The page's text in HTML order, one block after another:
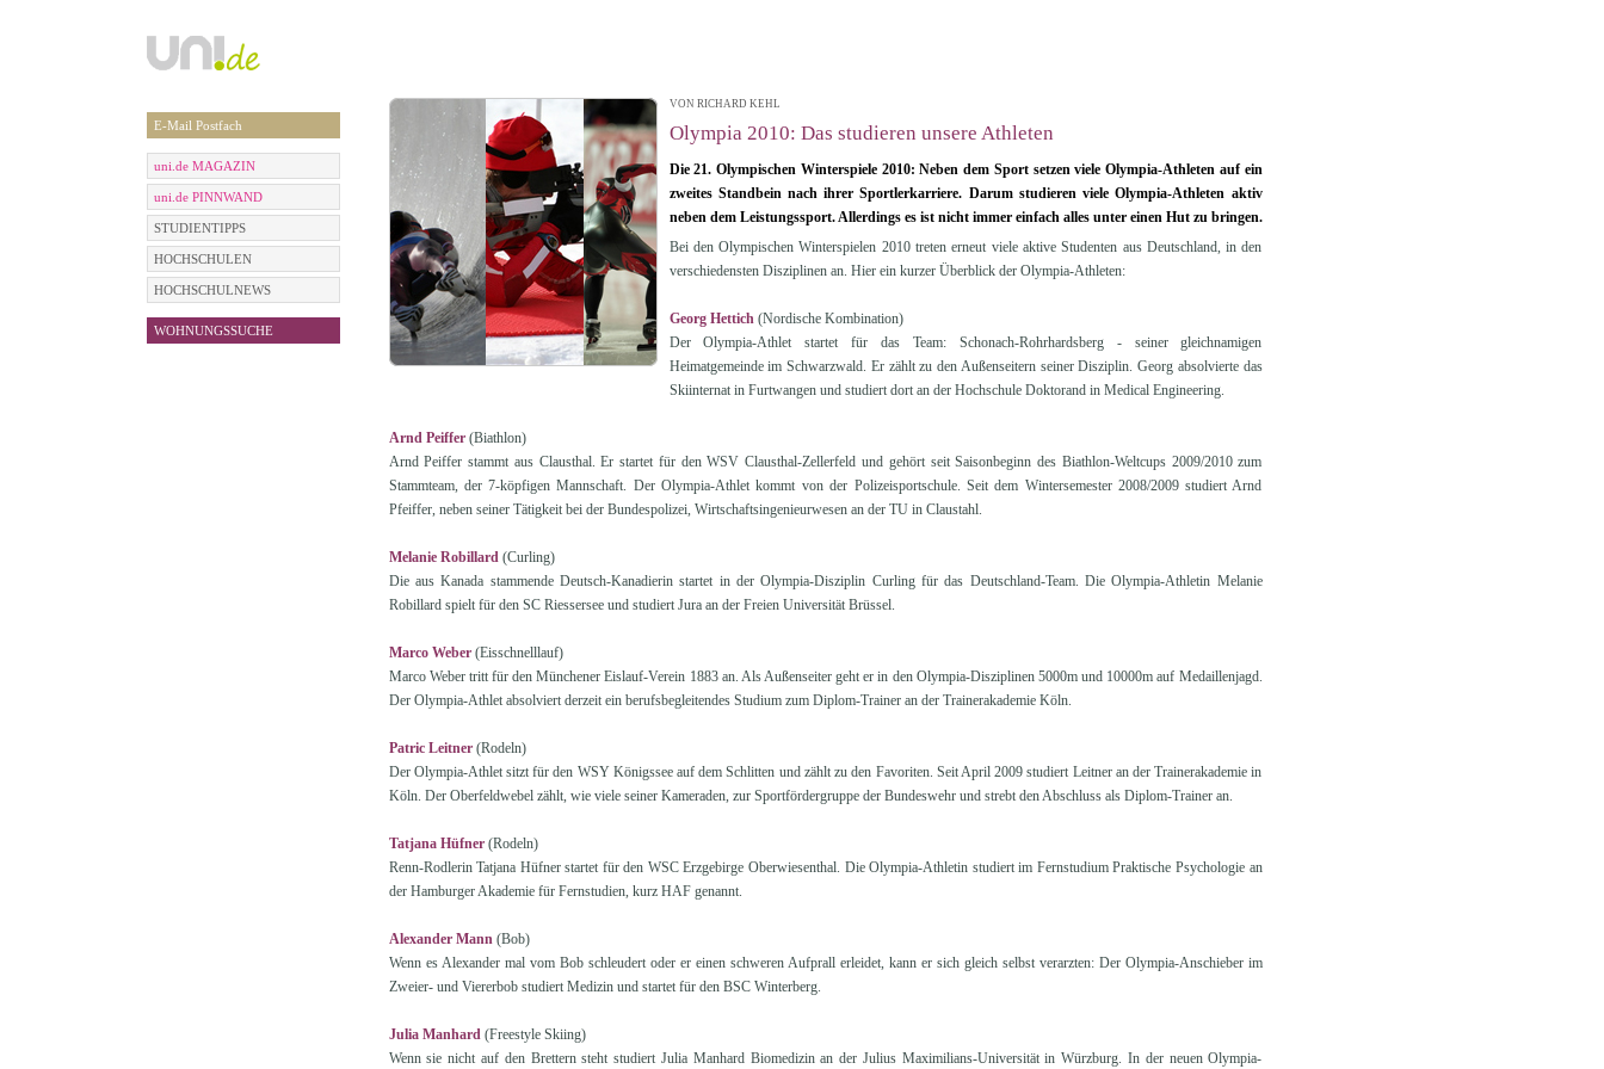
E-Mail Postfach
uni.de MAGAZIN
uni.de PINNWAND
STUDIENTIPPS
HOCHSCHULEN
HOCHSCHULNEWS
WOHNUNGSSUCHE
VON RICHARD KEHL
Olympia 2010: Das studieren unsere Athleten
Die 21. Olympischen Winterspiele 2010: Neben dem Sport setzen viele Olympia-Athleten auf ein
zweites Standbein nach ihrer Sportlerkarriere. Darum studieren viele Olympia-Athleten aktiv
neben dem Leistungssport. Allerdings es ist nicht immer einfach alles unter einen Hut zu bringen.
Bei den Olympischen Winterspielen 2010 treten erneut viele aktive Studenten aus Deutschland, in den
verschiedensten Disziplinen an. Hier ein kurzer Überblick der Olympia-Athleten:
Georg Hettich(Nordische Kombination)
Der Olympia-Athlet startet für das Team: Schonach-Rohrhardsberg - seiner gleichnamigen
Heimatgemeinde im Schwarzwald. Er zählt zu den Außenseitern seiner Disziplin. Georg absolvierte das
Skiinternat in Furtwangen und studiert dort an der Hochschule Doktorand in Medical Engineering.
Arnd Peiffer(Biathlon)
Arnd Peiffer stammt aus Clausthal. Er startet für den WSV Clausthal-Zellerfeld und gehört seit Saisonbeginn des Biathlon-Weltcups 2009/2010 zum
Stammteam, der 7-köpfigen Mannschaft. Der Olympia-Athlet kommt von der Polizeisportschule. Seit dem Wintersemester 2008/2009 studiert Arnd
Pfeiffer, neben seiner Tätigkeit bei der Bundespolizei, Wirtschaftsingenieurwesen an der TU in Claustahl.
Melanie Robillard(Curling)
Die aus Kanada stammende Deutsch-Kanadierin startet in der Olympia-Disziplin Curling für das Deutschland-Team. Die Olympia-Athletin Melanie
Robillard spielt für den SC Riessersee und studiert Jura an der Freien Universität Brüssel.
Marco Weber(Eisschnelllauf)
Marco Weber tritt für den Münchener Eislauf-Verein 1883 an. Als Außenseiter geht er in den Olympia-Disziplinen 5000m und 10000m auf Medaillenjagd.
Der Olympia-Athlet absolviert derzeit ein berufsbegleitendes Studium zum Diplom-Trainer an der Trainerakademie Köln.
Patric Leitner(Rodeln)
Der Olympia-Athlet sitzt für den WSY Königssee auf dem Schlitten und zählt zu den Favoriten. Seit April 2009 studiert Leitner an der Trainerakademie in
Köln. Der Oberfeldwebel zählt, wie viele seiner Kameraden, zur Sportfördergruppe der Bundeswehr und strebt den Abschluss als Diplom-Trainer an.
Tatjana Hüfner(Rodeln)
Renn-Rodlerin Tatjana Hüfner startet für den WSC Erzgebirge Oberwiesenthal. Die Olympia-Athletin studiert im Fernstudium Praktische Psychologie an
der Hamburger Akademie für Fernstudien, kurz HAF genannt.
Alexander Mann(Bob)
Wenn es Alexander mal vom Bob schleudert oder er einen schweren Aufprall erleidet, kann er sich gleich selbst verarzten: Der Olympia-Anschieber im
Zweier- und Viererbob studiert Medizin und startet für den BSC Winterberg.
Julia Manhard(Freestyle Skiing)
Wenn sie nicht auf den Brettern steht studiert Julia Manhard Biomedizin an der Julius Maximilians-Universität in Würzburg. In der neuen Olympia-